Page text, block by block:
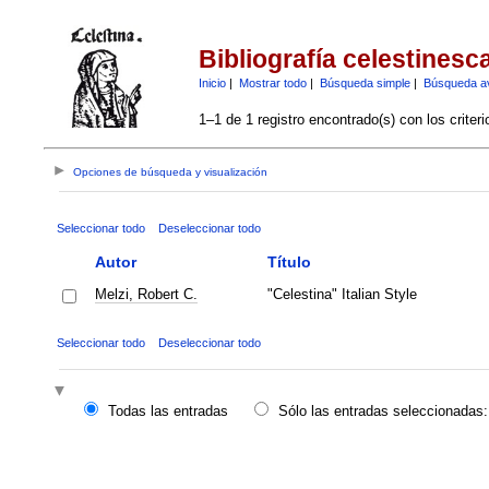
Bibliografía
Inicio| Mostrar todo| Búsqueda simple| Búsqueda
1–1 de 1 registro encontrado(s) con los
Opciones de búsqueda y visualización
Seleccionar todo Deseleccionar todo
Autor Título
Melzi, Robert C. "Celestina" Italian Style
Seleccionar todo Deseleccionar todo
Todas las entradas
Sólo las entradas seleccionadas: